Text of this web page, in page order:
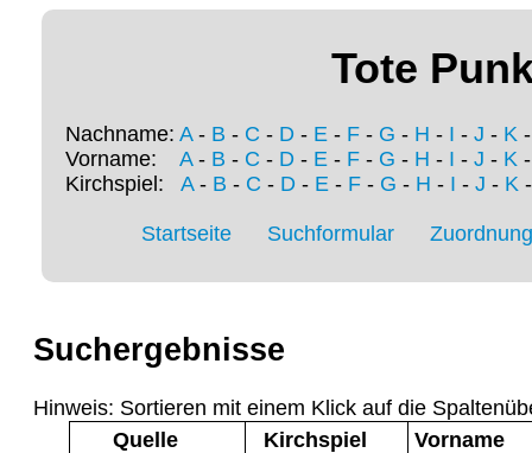
Tote
Nachname: A- B - C - D - E - F - G - H - I - J - K
Vorname: A- B - C - D - E - F - G - H - I - J - K
Kirchspiel: A- B - C - D- E- F- G - H - I - J - K
Startseite Suchformular
Suchergebnisse
Hinweis: Sortieren mit einem Klick auf die
Quelle
Kirchspiel
Vorname